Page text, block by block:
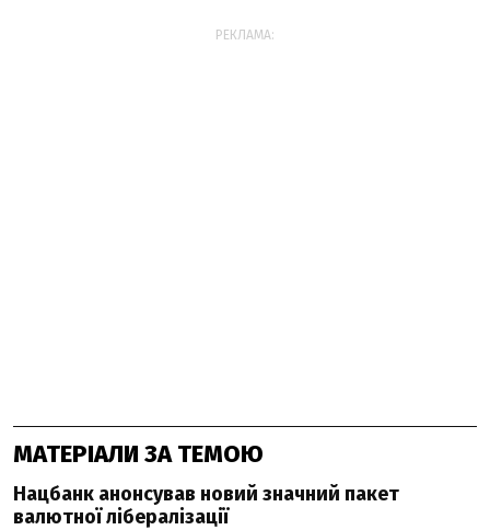
РЕКЛАМА:
МАТЕРІАЛИ ЗА ТЕМОЮ
Нацбанк анонсував новий значний пакет
валютної лібералізації